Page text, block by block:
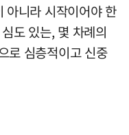
아니라 시작이어야 한
도 있는, 몇 차례의
로 심층적이고 신중